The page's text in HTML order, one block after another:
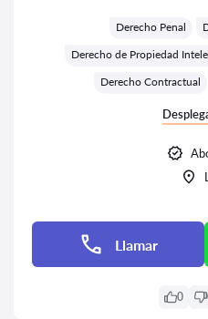
Derecho Penal
Derecho de Propiedad
Derecho Contractual
Llamar
0